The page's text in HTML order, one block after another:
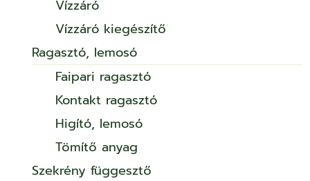
Vízzáró
Vízzáró kiegészítő
Ragasztó, lemosó
Faipari ragasztó
Kontakt ragasztó
Higító, lemosó
Tömítő anyag
Szekrény függesztő